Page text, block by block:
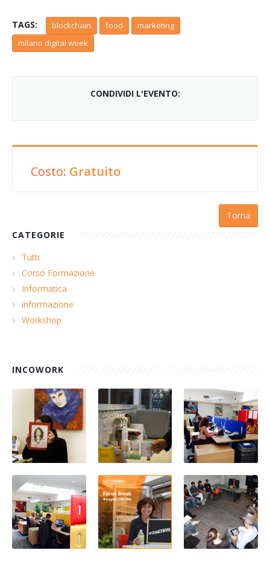
TAGS: blockchain food
marketing
milano digital week
CONDIVIDI L'EVENTO:
Costo: Gratuito
Torna
CATEGORIE
Tutti
Corso Formazione
Informatica
informazione
Workshop
INCOWORK